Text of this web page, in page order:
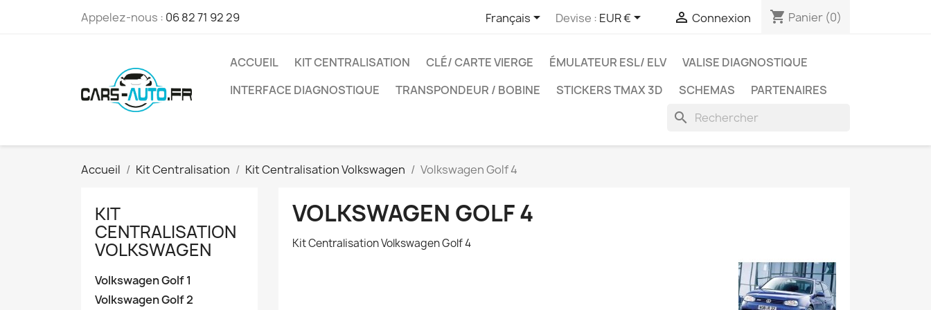
Appelez-nous : 06 82 71 92 29 Français Devise : EUR €  Connexion shopping_cart Panier (0)
ACCUEIL KIT CENTRALISATION CLÉ/ CARTE VIERGE ÉMULATEUR ESL/ ELV
VALISE DIAGNOSTIQUE
INTERFACE DIAGNOSTIQUE
TRANSPONDEUR / BOBINE STICKERS TMAX 3D SCHEMAS PARTENAIRES
search
Accueil Kit Centralisation Kit Centralisation Volkswagen Volkswagen Golf 4
KIT
CENTRALISATION
VOLKSWAGEN
Volkswagen Golf 1
Volkswagen Golf 2
VOLKSWAGEN GOLF 4
Kit Centralisation Volkswagen Golf 4